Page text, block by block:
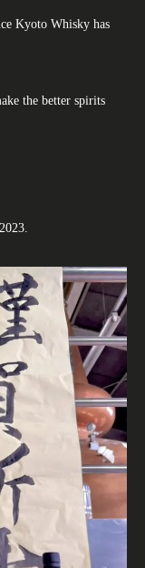
Kyoto Whisky has
the better spirits